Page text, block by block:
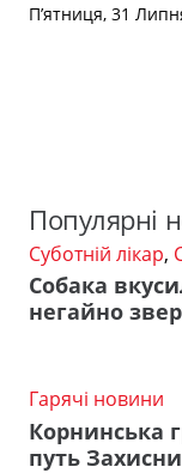
П’ятниця, 31
Популярні
Суботній лікар,
Собака
негайно
Гарячі новини
Корнинська
путь